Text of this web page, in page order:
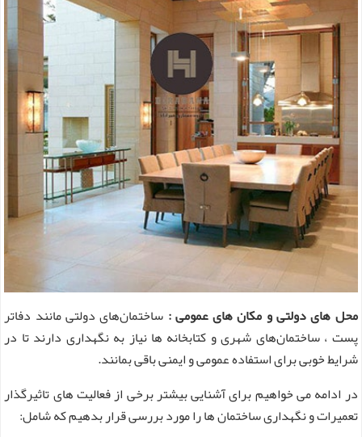
محل های دولتی و مکان های عمومی : ساختمان‌های دولتی مانند دفاتر
پست ، ساختمان‌های شهری و کتابخانه ‌ها نیاز به نگهداری دارند تا در
شرایط خوبی برای استفاده عمومی و ایمنی باقی بمانند.
در ادامه می خواهیم برای آشنایی بیشتر برخی از فعالیت های تاثیرگذار
تعمیرات و نگهداری ساختمان ها را مورد بررسی قرار بدهیم که شامل: